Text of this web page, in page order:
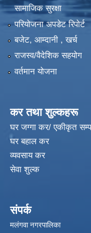
सामाजिक सुरक्षा
परियोजना अपडेट रिपोर्ट
बजेट, आम्दानी , खर्च
राजस्व/वैदेशिक सहयोग
वर्तमान योजना
कर तथा शुल्कहरू
घर जग्गा कर/ एकीकृत
घर बहाल कर
व्यवसाय कर
सेवा शुल्क
संपर्क
मलंगवा नगरपालिका